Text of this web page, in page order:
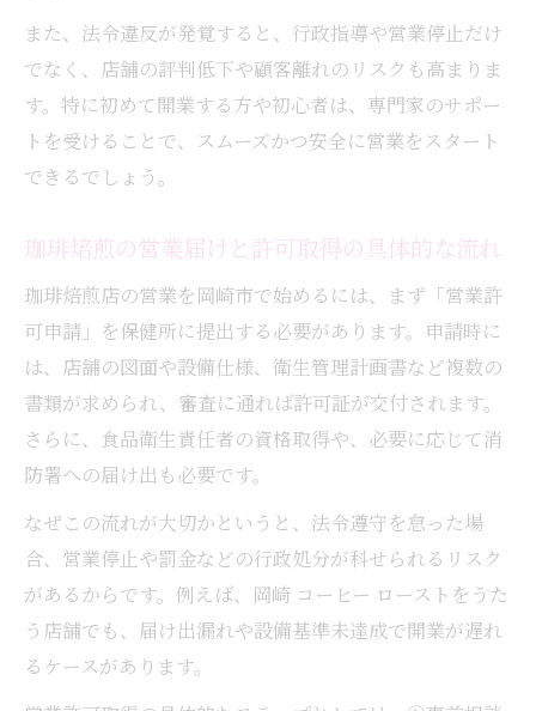
岡崎 コーヒー 美味しい体験を生む工夫とは
岡崎 コーヒー ローストの風味を最大限引き
出す
収益アップを目指す焙煎店運営のヒント
珈琲焙煎店の売上を伸ばす集客アイデア集
岡崎 コーヒー テイクアウトで収益を増やす
方法
珈琲焙煎の新商品開発が収益に与える影響
岡崎 コーヒー専門店でリピーターを増やす
工夫
珈琲焙煎士の年収アップに役立つ経営術
また、法令違反が発覚すると、行政指導や営業停止だけ
でなく、店舗の評判低下や顧客離れのリスクも高まりま
す。特に初めて開業する方や初心者は、専門家のサポー
トを受けることで、スムーズかつ安全に営業をスタート
できるでしょう。
珈琲焙煎の営業届けと許可取得の具体的な流れ
珈琲焙煎店の営業を岡崎市で始めるには、まず「営業許
可申請」を保健所に提出する必要があります。申請時に
は、店舗の図面や設備仕様、衛生管理計画書など複数の
書類が求められ、審査に通れば許可証が交付されます。
さらに、食品衛生責任者の資格取得や、必要に応じて消
防署への届け出も必要です。
なぜこの流れが大切かというと、法令遵守を怠った場
合、営業停止や罰金などの行政処分が科せられるリスク
があるからです。例えば、岡崎 コーヒー ローストをうた
う店舗でも、届け出漏れや設備基準未達成で開業が遅れ
るケースがあります。